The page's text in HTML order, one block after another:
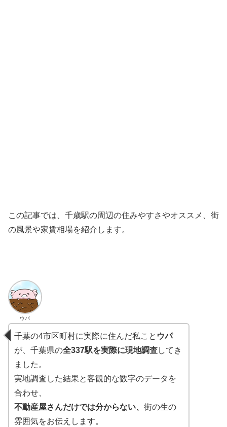
この記事では、千歳駅の周辺の住みやすさやオススメ、街
の風景や家賃相場を紹介します。
ウパ
千葉の4市区町村に実際に住んだ私こと ウパ
が、千葉県の全337駅を実際に現地調査してき
ました。
実地調査した結果と客観的な数字のデータを
合わせ、
不動産屋さんだけでは分からない、 街の生の
雰囲気をお伝えします。